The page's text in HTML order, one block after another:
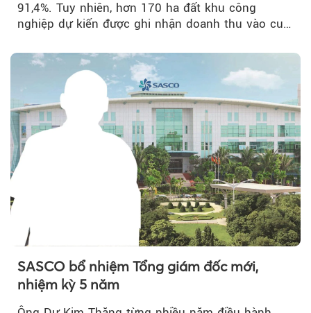
91,4%. Tuy nhiên, hơn 170 ha đất khu công
nghiệp dự kiến được ghi nhận doanh thu vào cuối
SASCO bổ nhiệm Tổng giám đốc mới,
nhiệm kỳ 5 năm